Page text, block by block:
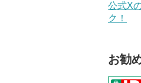
公式X
ク！
お勧